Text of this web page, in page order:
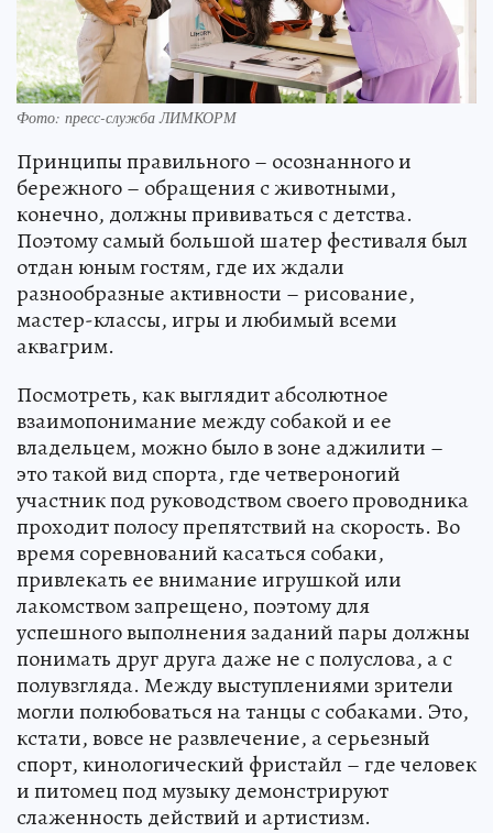
Фото: пресс-служба ЛИМКОРМ
Принципы правильного – осознанного и
бережного – обращения с животными,
конечно, должны прививаться с детства.
Поэтому самый большой шатер фестиваля был
отдан юным гостям, где их ждали
разнообразные активности – рисование,
мастер-классы, игры и любимый всеми
аквагрим.
Посмотреть, как выглядит абсолютное
взаимопонимание между собакой и ее
владельцем, можно было в зоне аджилити –
это такой вид спорта, где четвероногий
участник под руководством своего проводника
проходит полосу препятствий на скорость. Во
время соревнований касаться собаки,
привлекать ее внимание игрушкой или
лакомством запрещено, поэтому для
успешного выполнения заданий пары должны
понимать друг друга даже не с полуслова, а с
полувзгляда. Между выступлениями зрители
могли полюбоваться на танцы с собаками. Это,
кстати, вовсе не развлечение, а серьезный
спорт, кинологический фристайл – где человек
и питомец под музыку демонстрируют
слаженность действий и артистизм.